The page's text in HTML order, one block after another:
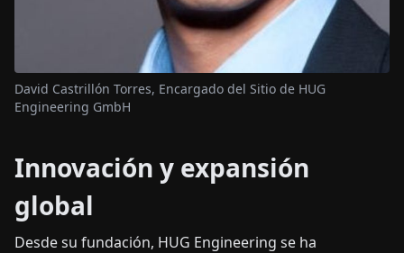
David Castrillón Torres, Encargado del Sitio de HUG
Engineering GmbH
Innovación y expansión
global
Desde su fundación, HUG Engineering se ha